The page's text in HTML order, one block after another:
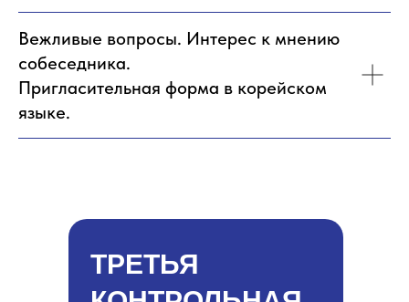
Вежливые вопросы. Интерес к мнению
собеседника.
Пригласительная форма в корейском
языке.
ТРЕТЬЯ